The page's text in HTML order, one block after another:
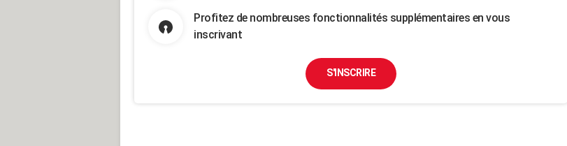
Profitez de nombreuses fonctionnalités supplémentaires en vous
inscrivant
S'INSCRIRE